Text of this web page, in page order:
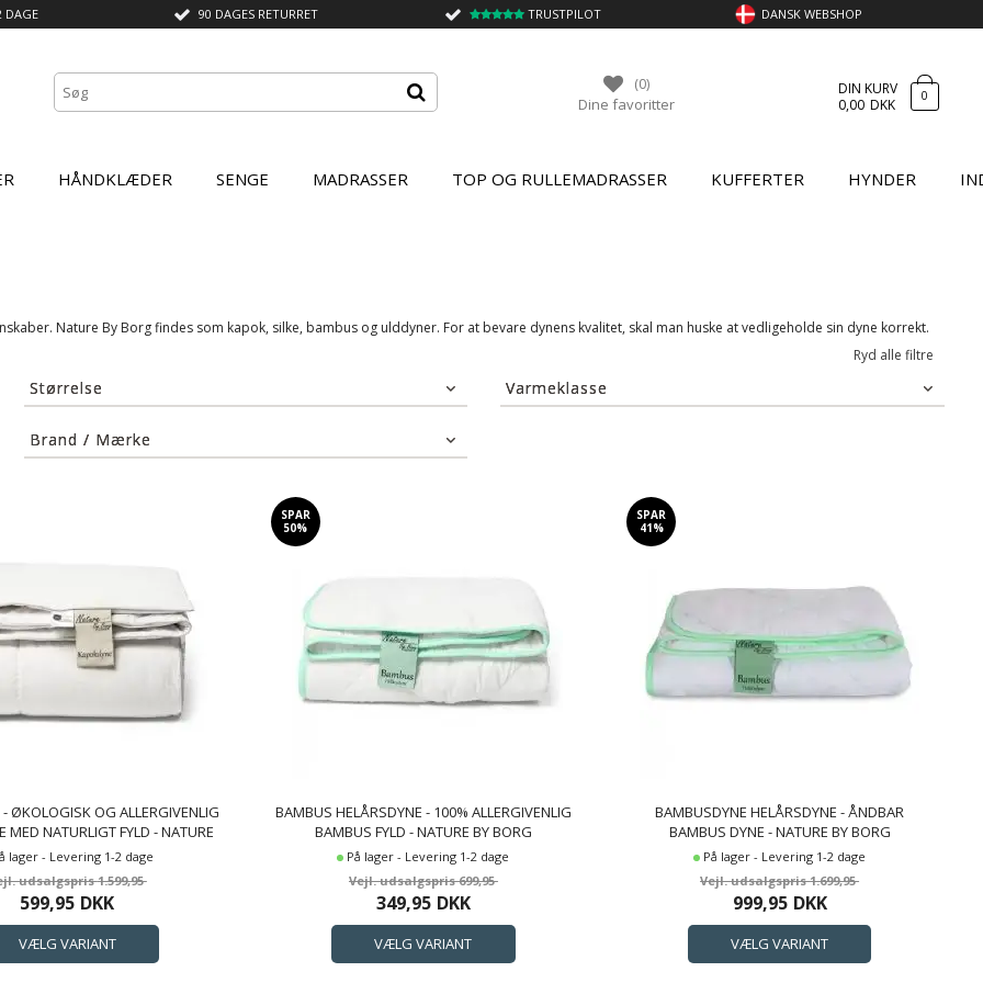
DAGE 90 DAGES RETURRET TRUSTPILOT DANSK WEBSHOP
(0)
Dine favoritter
DIN KURV
0,00 DKK 0
HÅNDKLÆDER SENGE MADRASSER TOP OG RULLEMADRASSER KUFFERTER HYNDER
Nature By Borg findes som kapok, silke, bambus og ulddyner. For at bevare dynens kvalitet, skal man huske at vedligeholde sin dyne korrekt.
Ryd alle filtre
Størrelse
140x220 cm
60x63 cm
50x60 cm
(2)
40x45 cm
(4)
Varmeklasse
Brand / Mærke
ØKOLOGISK OG ALLERGIVENLIG
MED NATURLIGT FYLD - NATURE
BORG KAPOKDYNE
lager - Levering 1-2 dage
1.599,95
599,95 DKK
SPAR
50%
BAMBUS HELÅRSDYNE - 100% ALLERGIVENLIG
BAMBUS FYLD - NATURE BY BORG
BAMBUSDYNE
På lager - Levering 1-2 dage
699,95
349,95 DKK
SPAR
41%
BAMBUSDYNE HELÅRSDYNE - ÅNDBAR
BAMBUS DYNE - NATURE BY BORG
BAMBUSDYNE
På lager - Levering 1-2 dage
1.699,95
999,95 DKK